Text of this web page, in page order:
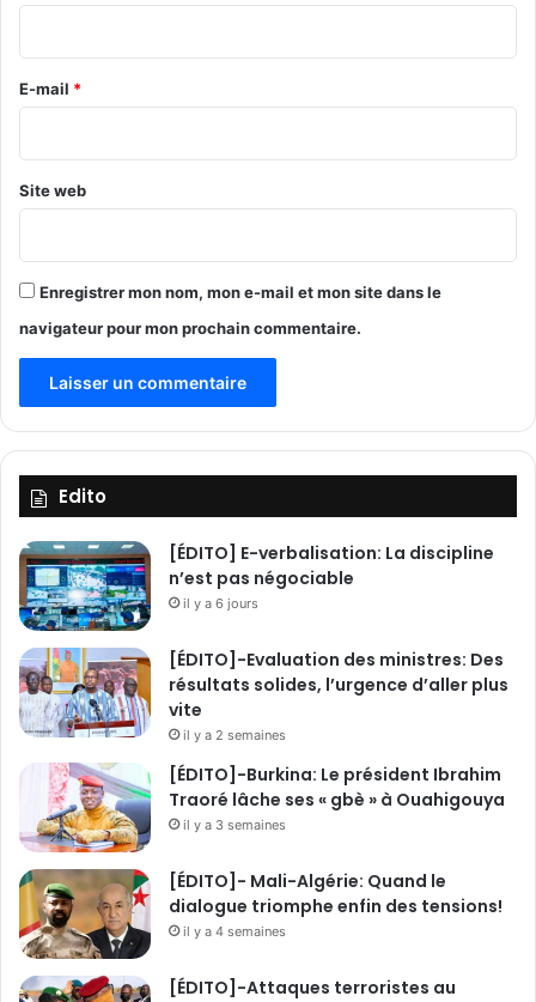
n
é
–
K
u
d
o
g
o
)
r
e
E-mail *
Site web
Enregistrer mon nom, mon e-mail et mon site dans le
navigateur pour mon prochain commentaire.
Edito
[ÉDITO] E-verbalisation: La discipline
n’est pas négociable
il y a 6 jours
[ÉDITO]-Evaluation des ministres: Des
résultats solides, l’urgence d’aller plus
vite
il y a 2 semaines
[ÉDITO]-Burkina: Le président Ibrahim
Traoré lâche ses « gbè » à Ouahigouya
il y a 3 semaines
[ÉDITO]- Mali-Algérie: Quand le
dialogue triomphe enfin des tensions!
il y a 4 semaines
[ÉDITO]-Attaques terroristes au